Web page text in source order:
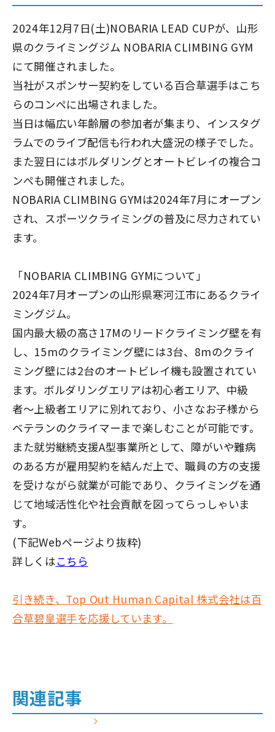
2024年12月7日(土)NOBARIA LEAD CUPが、山形
県のクライミングジム NOBARIA CLIMBING GYM
にて開催されました。
当社がスポンサー契約をしている百合草選手はこち
らのコンペに出場されました。
当日は幅広い年齢層の参加者が集まり、インスタグ
ラムでのライブ配信も行われ大盛況の様子でした。
また翌日にはボルダリングとオートビレイの複合コ
ンペも開催されました。
NOBARIA CLIMBING GYMは2024年7月にオープン
され、スポーツクライミングの普及に尽力されてい
ます。
「NOBARIA CLIMBING GYMについて」
2024年7月オープンの山形県寒河江市にあるクライ
ミングジム。
国内最大級の高さ17Mのリードクライミング壁を有
し、15mのクライミング壁には3台、8mのクライ
ミング壁には2台のオートビレイ機も設置されてい
ます。ボルダリングエリアは初心者エリア、中級
者〜上級者エリアに別れており、小さなお子様から
ベテランのクライマーまで楽しむことが可能です。
また就労継続支援A型事業所として、障がいや難病
のある方が雇用契約を結んだ上で、職員の方の支援
を受けながら就業が可能であり、クライミングを通
じて地域活性化や社会貢献を図ってらっしゃいま
す。
(下記Webページより抜粋)
詳しくはこちら
引き続き、Top Out Human Capital 株式会社は百
合草碧皇選手を応援しています。
関連記事